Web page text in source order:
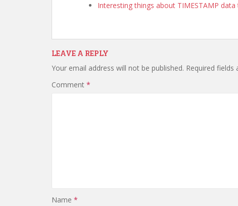
Interesting things about TIMESTAMP data
LEAVE A REPLY
Your email address will not be published. Required fields
Comment *
Name *